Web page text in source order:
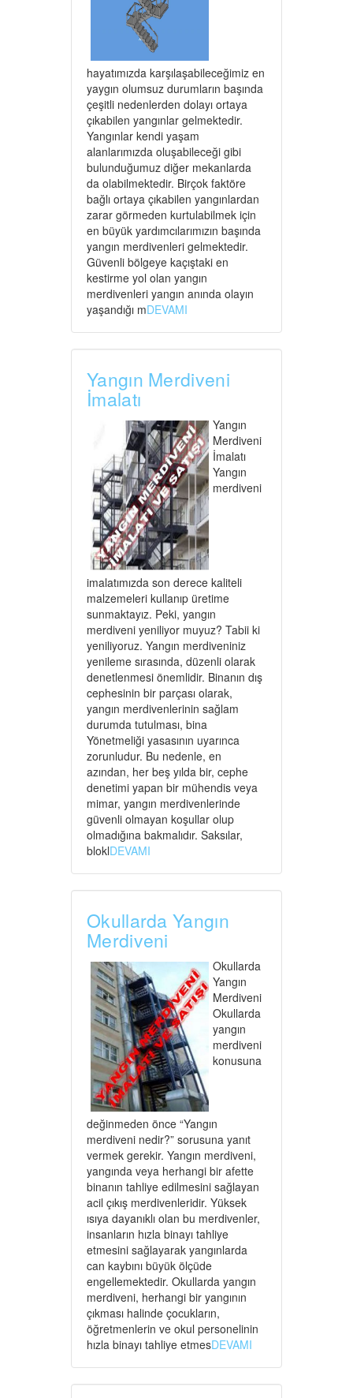
hayatımızda karşılaşabileceğimiz en
yaygın olumsuz durumların başında
çeşitli nedenlerden dolayı ortaya
çıkabilen yangınlar gelmektedir.
Yangınlar kendi yaşam
alanlarımızda oluşabileceği gibi
bulunduğumuz diğer mekanlarda
da olabilmektedir. Birçok faktöre
bağlı ortaya çıkabilen yangınlardan
zarar görmeden kurtulabilmek için
en büyük yardımcılarımızın başında
yangın merdivenleri gelmektedir.
Güvenli bölgeye kaçıştaki en
kestirme yol olan yangın
merdivenleri yangın anında olayın
yaşandığı mDEVAMI
Yangın Merdiveni
İmalatı
Yangın
Merdiveni
İmalatı
Yangın
merdiveni
imalatımızda son derece kaliteli
malzemeleri kullanıp üretime
sunmaktayız. Peki, yangın
merdiveni yeniliyor muyuz? Tabii ki
yeniliyoruz. Yangın merdiveniniz
yenileme sırasında, düzenli olarak
denetlenmesi önemlidir. Binanın dış
cephesinin bir parçası olarak,
yangın merdivenlerinin sağlam
durumda tutulması, bina
Yönetmeliği yasasının uyarınca
zorunludur. Bu nedenle, en
azından, her beş yılda bir, cephe
denetimi yapan bir mühendis veya
mimar, yangın merdivenlerinde
güvenli olmayan koşullar olup
olmadığına bakmalıdır. Saksılar,
bloklDEVAMI
Okullarda Yangın
Merdiveni
Okullarda
Yangın
Merdiveni
Okullarda
yangın
merdiveni
konusuna
değinmeden önce “Yangın
merdiveni nedir?” sorusuna yanıt
vermek gerekir. Yangın merdiveni,
yangında veya herhangi bir afette
binanın tahliye edilmesini sağlayan
acil çıkış merdivenleridir. Yüksek
ısıya dayanıklı olan bu merdivenler,
insanların hızla binayı tahliye
etmesini sağlayarak yangınlarda
can kaybını büyük ölçüde
engellemektedir. Okullarda yangın
merdiveni, herhangi bir yangının
çıkması halinde çocukların,
öğretmenlerin ve okul personelinin
hızla binayı tahliye etmesDEVAMI